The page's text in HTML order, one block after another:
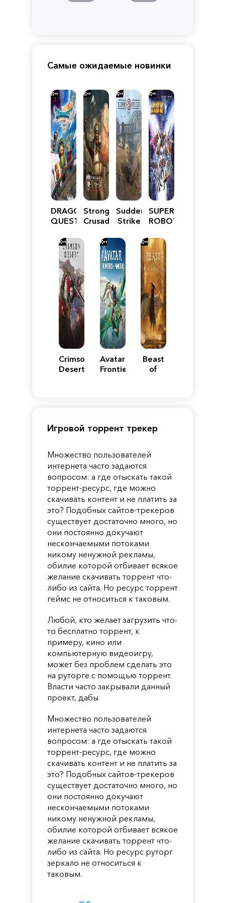
Самые ожидаемые новинки
DRAGON
QUEST
Reimagined
Stronghold
Crusader:
Edition
Sudden
Strike
SUPER
ROBOT
Y
Crimson
Desert
Avatar:
Frontiers
Beast
of
Игровой торрент трекер
Множество пользователей
интернета часто задаются
вопросом: а где отыскать такой
торрент-ресурс, где можно
скачивать контент и не платить за
это? Подобных сайтов-трекеров
существует достаточно много, но
они постоянно докучают
нескончаемыми потоками
никому ненужной рекламы,
обилие которой отбивает всякое
желание скачивать торрент что-
либо из сайта. Но ресурс торрент
геймс не относиться к таковым.
Любой, кто желает загрузить что-
то бесплатно торрент, к
примеру, кино или
компьютерную видеоигру,
может без проблем сделать это
на руторге с помощью торрент.
Власти часто закрывали данный
проект, дабы
Множество пользователей
интернета часто задаются
вопросом: а где отыскать такой
торрент-ресурс, где можно
скачивать контент и не платить за
это? Подобных сайтов-трекеров
существует достаточно много, но
они постоянно докучают
нескончаемыми потоками
никому ненужной рекламы,
обилие которой отбивает всякое
желание скачивать торрент что-
либо из сайта. Но ресурс руторг
зеркало не относиться к
таковым.